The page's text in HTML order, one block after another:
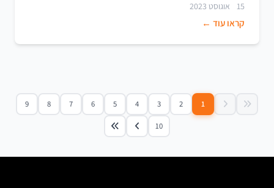
15 אוגוסט 2023
קראו עוד ←
1
2
3
4
5
6
7
8
9
10